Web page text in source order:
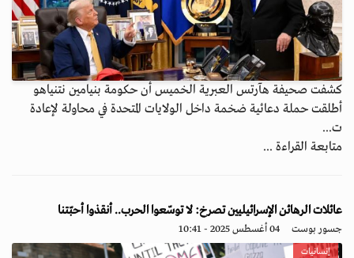
كشفت صحيفة هآرتس العبرية الخميس أن حكومة بنيامين نتنياهو
أطلقت حملة دعائية ضخمة داخل الولايات المتحدة في محاولة لإعادة
ت...
متابعة القراءة ...
عائلات الرهائن الإسرائيليين تصرخ: لا توسّعوا الحرب.. أنقذوا أحبّتنا
جسور بوست 04 أغسطس 2025 - 10:41
إنسانيات